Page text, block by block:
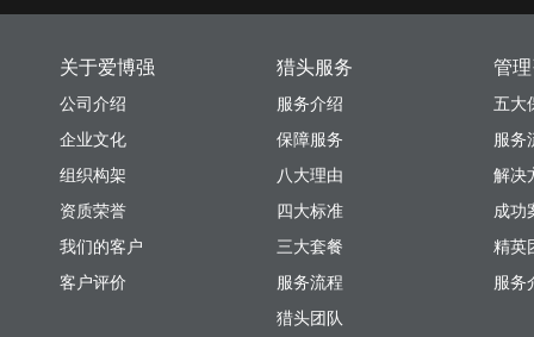
关于爱博强
公司介绍
企业文化
组织构架
资质荣誉
我们的客户
客户评价
猎头服务
服务介绍
保障服务
八大理由
四大标准
三大套餐
服务流程
猎头团队
管
五大
服务
解决
成功
精英
服务